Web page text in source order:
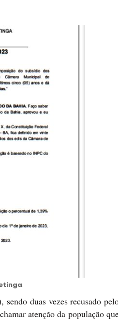
.
duas vezes recusado
atenção da população